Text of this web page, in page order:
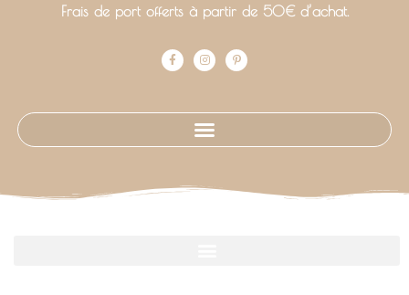
Frais de port offerts à partir de 50€ d’achat.